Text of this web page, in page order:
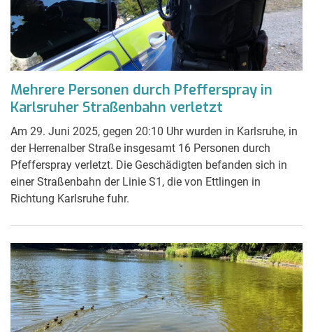
Mehrere Personen durch Pfefferspray in
Karlsruher Straßenbahn verletzt
Am 29. Juni 2025, gegen 20:10 Uhr wurden in Karlsruhe, in
der Herrenalber Straße insgesamt 16 Personen durch
Pfefferspray verletzt. Die Geschädigten befanden sich in
einer Straßenbahn der Linie S1, die von Ettlingen in
Richtung Karlsruhe fuhr.